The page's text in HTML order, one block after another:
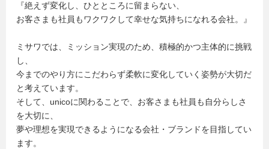
『絶えず変化し、ひとところに留まらない、
お客さまも社員もワクワクして幸せな気持ちになれる会社。』
ミサワでは、ミッション実現のため、積極的かつ主体的に挑戦
し、
今までのやり方にこだわらず柔軟に変化していく姿勢が大切だ
と考えています。
そして、unicoに関わることで、お客さまも社員も自分らしさ
を大切に、
夢や理想を実現できるようになる会社・ブランドを目指してい
ます。